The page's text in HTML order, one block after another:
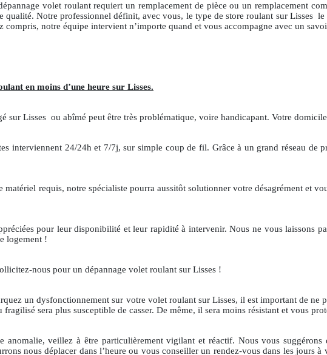
volet roulant requiert un remplacement de pièce ou un remplacement
qualité. Notre professionnel définit, avec vous, le type de store roulant sur Lisses le
compris, notre équipe intervient n’importe quand et vous accompagne avec un
en moins d’une heure sur Lisses.
sur Lisses ou abîmé peut être très problématique, voire handicapant. Votre
interviennent 24/24h et 7/7j, sur simple coup de fil. Grâce à un grand réseau de
matériel requis, notre spécialiste pourra aussitôt solutionner votre désagrément et
pour leur disponibilité et leur rapidité à intervenir. Nous ne vous laissons
logement !
nous pour un dépannage volet roulant sur Lisses !
un dysfonctionnement sur votre volet roulant sur Lisses, il est important de ne
fragilisé sera plus susceptible de casser. De même, il sera moins résistant et vous
anomalie, veillez à être particulièrement vigilant et réactif. Nous vous
nous déplacer dans l’heure ou vous conseiller un rendez-vous dans les jours